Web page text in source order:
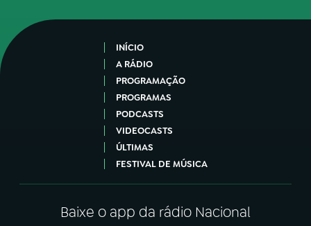
INÍCIO
A RÁDIO
PROGRAMAÇÃO
PROGRAMAS
PODCASTS
VIDEOCASTS
ÚLTIMAS
FESTIVAL DE MÚSICA
Baixe o app da rádio Nacional